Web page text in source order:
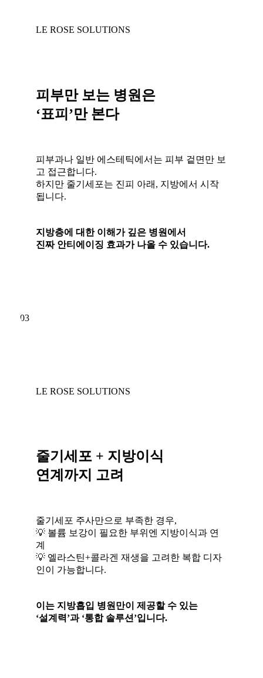
LE ROSE SOLUTIONS
피부만 보는 병원은
‘표피’만 본다
피부과나 일반 에스테틱에서는 피부 겉면만 보
고 접근합니다.
하지만 줄기세포는 진피 아래, 지방에서 시작
됩니다.
지방층에 대한 이해가 깊은 병원에서
진짜 안티에이징 효과가 나올 수 있습니다.
03
LE ROSE SOLUTIONS
줄기세포 + 지방이식
연계까지 고려
줄기세포 주사만으로 부족한 경우,
💡 볼륨 보강이 필요한 부위엔 지방이식과 연
계
💡 엘라스틴+콜라겐 재생을 고려한 복합 디자
인이 가능합니다.
이는 지방흡입 병원만이 제공할 수 있는
‘설계력’과 ‘통합 솔루션’입니다.